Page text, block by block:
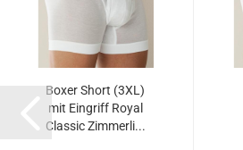
Boxer Short (3XL)
mit Eingriff Royal
Classic Zimmerli...